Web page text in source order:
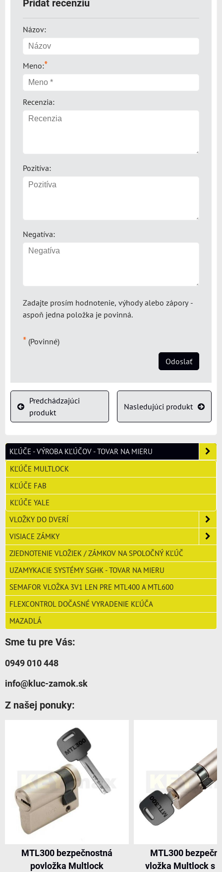
Pridať recenziu
Názov:
Meno:*
Recenzia:
Pozitíva:
Negatíva:
Zadajte prosím hodnotenie, výhody alebo zápory -
aspoň jedna položka je povinná.
* (Povinné)
Odoslať
Predchádzajúci
produkt
Nasledujúci produkt
KĽÚČE - VÝROBA KĽÚČOV - TOVAR NA MIERU
KĽÚČE MULTLOCK
KĽÚČE FAB
KĽÚČE YALE
VLOŽKY DO DVERÍ
VISIACE ZÁMKY
ZJEDNOTENIE VLOŽIEK / ZÁMKOV NA SPOLOČNÝ KĽÚČ
UZAMYKACIE SYSTÉMY SGHK - TOVAR NA MIERU
SEMAFOR VLOŽKA 3V1 LEN PRE MTL400 A MTL600
FLEXCONTROL DOČASNÉ VYRADENIE KĽÚČA
MAZADLÁ
Sme tu pre Vás:
0949 010 448
info@kluc-zamok.sk
Z našej ponuky:
MTL300 bezpečnostná
povložka Multlock
MTL300
vložka Multlock s